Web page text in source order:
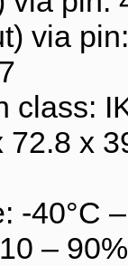
via
class:
72.8 x
-40°C
–